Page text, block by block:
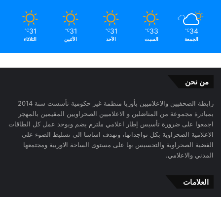
34
℃
الجمعة
33
℃
السبت
31
℃
الأحد
31
℃
الأثنين
31
℃
الثلاثاء
من نحن
رابطة الصحفيين والاعلاميين بأوربا منظمة غير حكومية تأسست سنة 2014
بمبادرة مجموعة من المناضلين و الاعلاميين الصحراويين المقيمين بالمهجر
اجمعوا على ضرورة تأسيس إطار اعلامي ملتزم يضم ويوحد عمل كل الطاقات
الاعلامية الصحراوية بكل تواجداتها، وتهدف اساسا الى تسليط الضوء على
القضية الصحراوية والتحسيس بها على مستوى الساحة الاوربية ومجتمعها
المدني والاعلامي.
العلامات